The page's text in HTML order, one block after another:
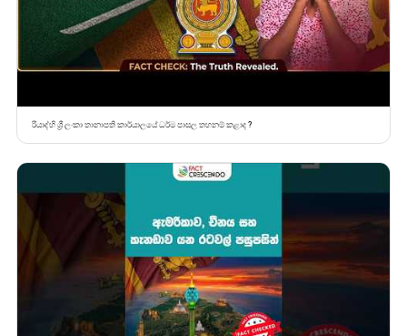
රියාද්හි ශ්‍රී ලංකා තානාපති කාර්යාලයේ ධර්ම පාසල තහනම් කළාද ?